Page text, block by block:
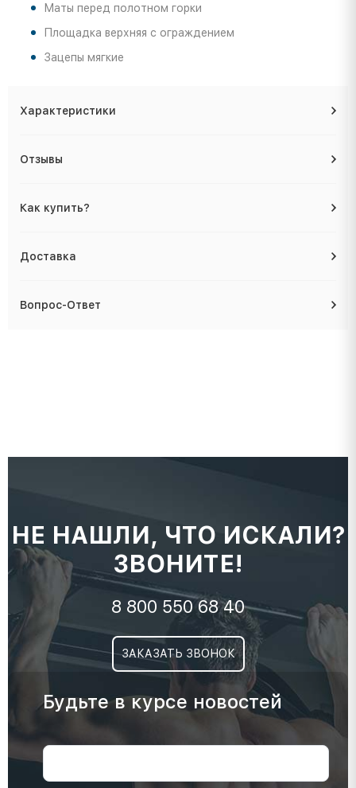
Маты перед полотном горки
Площадка верхняя с ограждением
Зацепы мягкие
Характеристики
Отзывы
Как купить?
Доставка
Вопрос-Ответ
НЕ НАШЛИ, ЧТО ИСКАЛИ?
ЗВОНИТЕ!
8 800 550 68 40
ЗАКАЗАТЬ ЗВОНОК
Будьте в курсе новостей